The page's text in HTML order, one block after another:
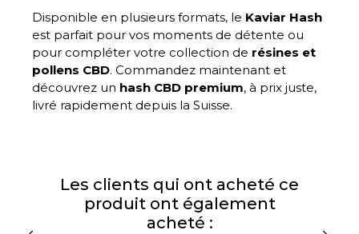
Disponible en plusieurs formats, le Kaviar Hash
est parfait pour vos moments de détente ou
pour compléter votre collection de résines et
pollens CBD. Commandez maintenant et
découvrez un hash CBD premium, à prix juste,
livré rapidement depuis la Suisse.
Les clients qui ont acheté ce
produit ont également
acheté :